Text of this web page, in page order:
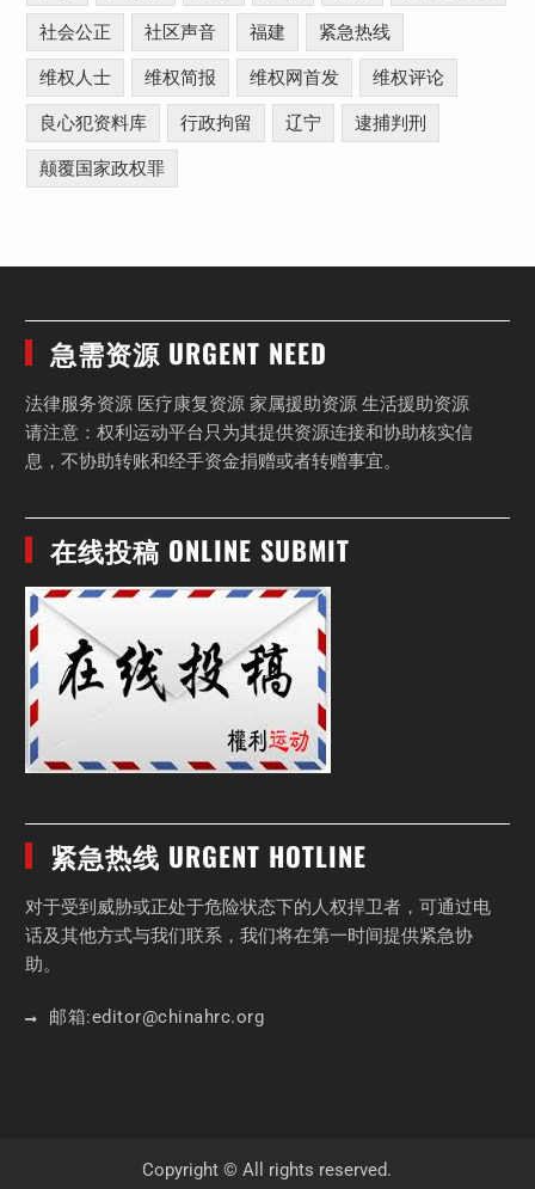
社会公正 社区声音 福建 紧急热线
维权人士 维权简报 维权网首发 维权评论
良心犯资料库 行政拘留 辽宁 逮捕判刑
颠覆国家政权罪
急需资源 URGENT NEED
法律服务资源 医疗康复资源 家属援助资源 生活援助资源
请注意：权利运动平台只为其提供资源连接和协助核实信
息，不协助转账和经手资金捐赠或者转赠事宜。
在线投稿 ONLINE SUBMIT
紧急热线 URGENT HOTLINE
对于受到威胁或正处于危险状态下的人权捍卫者，可通过电
话及其他方式与我们联系，我们将在第一时间提供紧急协
助。
邮箱:editor@chinahrc.org
Copyright © All rights reserved.